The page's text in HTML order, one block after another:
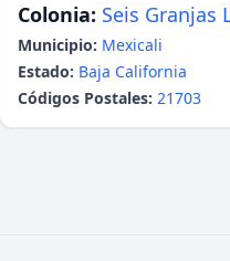
Colonia: Seis Granjas
Municipio: Mexicali
Estado: Baja California
Códigos Postales: 21703